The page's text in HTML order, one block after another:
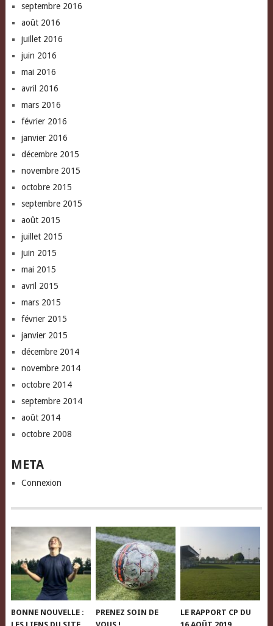
septembre 2016
août 2016
juillet 2016
juin 2016
mai 2016
avril 2016
mars 2016
février 2016
janvier 2016
décembre 2015
novembre 2015
octobre 2015
septembre 2015
août 2015
juillet 2015
juin 2015
mai 2015
avril 2015
mars 2015
février 2015
janvier 2015
décembre 2014
novembre 2014
octobre 2014
septembre 2014
août 2014
octobre 2008
META
Connexion
BONNE NOUVELLE :
PRENEZ SOIN DE
LE RAPPORT CP DU